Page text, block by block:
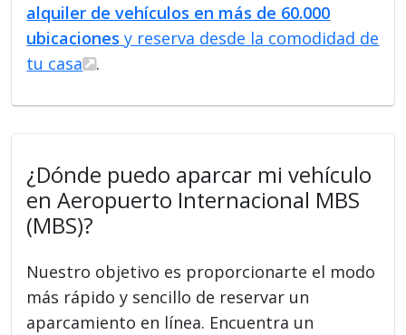
alquiler de vehículos en más de 60.000
ubicaciones y reserva desde la comodidad de
tu casa
.
¿Dónde puedo aparcar mi vehículo
en Aeropuerto Internacional MBS
(MBS)?
Nuestro objetivo es proporcionarte el modo
más rápido y sencillo de reservar un
aparcamiento en línea. Encuentra un